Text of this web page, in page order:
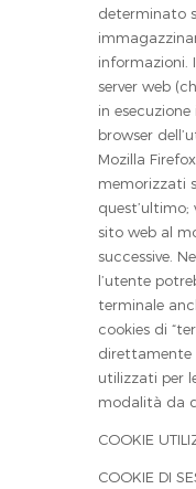
determinato
informazioni.
server web
in
browser
Mozilla
memorizzati
quest’ultimo;
sito web al
successive.
l’utente
terminale
cookies di
direttamente
utilizzati per
modalità da
COOKIE
COOKIE DI